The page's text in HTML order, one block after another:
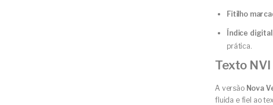
Fitilho
Índice digital
prática.
Texto
A versão Nova
fluida e fiel ao